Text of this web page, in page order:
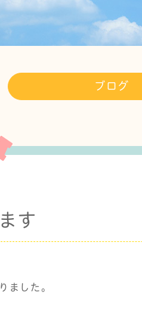
ブログ
す
ました。